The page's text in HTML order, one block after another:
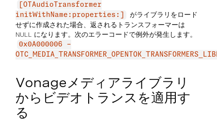
[OTAudioTransformer
initWithName:properties:]
がライブラリをロード
せずに作成された場合、返されるトランスフォーマーは
NULL になります。次のエラーコードで例外が発生します。
0x0A000006 -
Vonageメディアライブラリ
からビデオトランスを適用す
る